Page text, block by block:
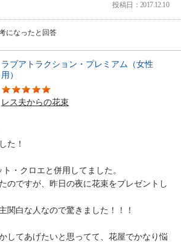
投稿日：2017.12.10
になったと回答
ラブアトラクション・プレミアム（女性
用）
レス夫からの花束
た！
・クロエと併用してました。
のですが、昨日の夜に花束をプレゼントし
関白な人なので驚きました！！！
してあげたいと思ってて、花屋でかなり悩